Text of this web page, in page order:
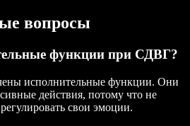
вопросы
функции при СДВГ?
исполнительные функции. Они
действия, потому что не
свои эмоции.